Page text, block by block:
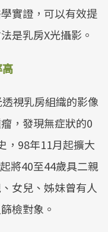
實證，可以有效提
是乳房X光攝影。
視乳房組織的影像
，發現無症狀的0
，98年11月起擴大
將40至44歲具二親
女兒、姊妹曾有人
檢對象。